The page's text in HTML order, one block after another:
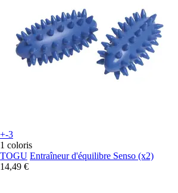
+-3
1 coloris
TOGU Entraîneur d'équilibre Senso (x2)
14,49 €